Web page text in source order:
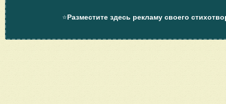
⭐Разместите здесь рекламу своего